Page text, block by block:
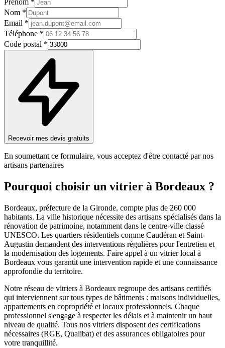
Prénom *
Nom *
Email *
Téléphone *
Code postal *
Recevoir mes devis gratuits
En soumettant ce formulaire, vous acceptez d'être contacté par nos
artisans partenaires
Pourquoi choisir un vitrier à Bordeaux ?
Bordeaux, préfecture de la Gironde, compte plus de 260 000
habitants. La ville historique nécessite des artisans spécialisés dans la
rénovation de patrimoine, notamment dans le centre-ville classé
UNESCO. Les quartiers résidentiels comme Caudéran et Saint-
Augustin demandent des interventions régulières pour l'entretien et
la modernisation des logements. Faire appel à un vitrierlocal à
Bordeaux vous garantit une intervention rapide et une connaissance
approfondie du territoire.
Notre réseau de vitriers à Bordeaux regroupe des artisans certifiés
qui interviennent sur tous types de bâtiments : maisons individuelles,
appartements en copropriété et locaux professionnels. Chaque
professionnel s'engage à respecter les délais et à maintenir un haut
niveau de qualité. Tous nos vitriers disposent des certifications
nécessaires (RGE, Qualibat) et des assurances obligatoires pour
votre tranquillité.